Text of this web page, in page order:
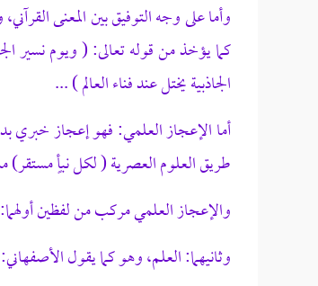
وأما على وجه التوفيق بين المعنى
كما يؤخذ من قوله تعالى: ( ويوم نسير
الجاذبية يختل عند فناء العالم ) ...
أما الإعجاز العلمي: فهو إعجاز
طريق العلوم العصرية ( لكل نبأٍ مستقر)
والإعجاز العلمي مركب من لفظين
وثانيهما: العلم، وهو كما يقول